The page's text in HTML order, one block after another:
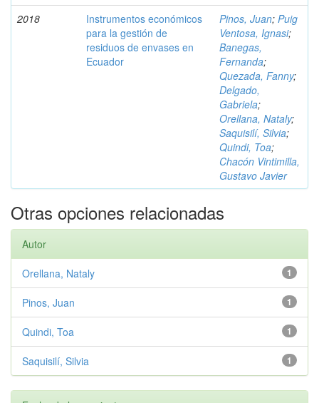
2018
Instrumentos económicos
para la gestión de
residuos de envases en
Ecuador
Pinos, Juan; Puig
Ventosa, Ignasi;
Banegas,
Fernanda;
Quezada, Fanny;
Delgado,
Gabriela;
Orellana, Nataly;
Saquisilí, Silvia;
Quindi, Toa;
Chacón Vintimilla,
Gustavo Javier
Otras opciones relacionadas
Autor
1
Orellana, Nataly
1
Pinos, Juan
1
Quindi, Toa
1
Saquisilí, Silvia